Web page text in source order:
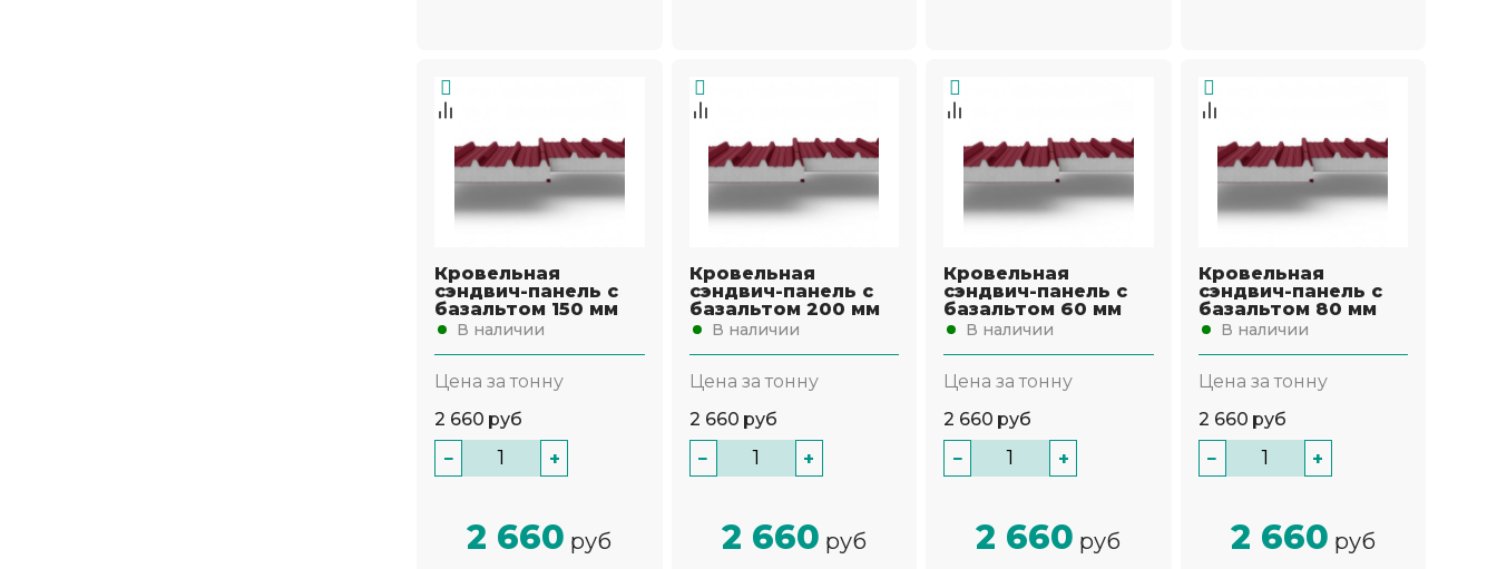
Кровельная
сэндвич-панель с
базальтом 150 мм
В наличии
Цена за тонну
2 660 руб
−
+
2 660 руб
Кровельная
сэндвич-панель с
базальтом 200 мм
В наличии
Цена за тонну
2 660 руб
−
+
2 660 руб
Кровельная
сэндвич-панель с
базальтом 60 мм
В наличии
Цена за тонну
2 660 руб
−
+
2 660 руб
Кровельная
сэндвич-панель с
базальтом 80 мм
В наличии
Цена за тонну
2 660 руб
−
+
2 660 руб